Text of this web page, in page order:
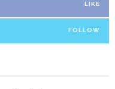
LIKE
FOLLOW